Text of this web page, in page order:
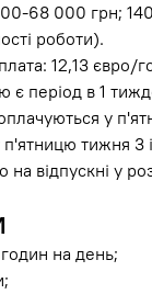
68 000 грн;
роботи).
12,13 євро/
період в 1
у
тижня 3
відпускні у
на день;